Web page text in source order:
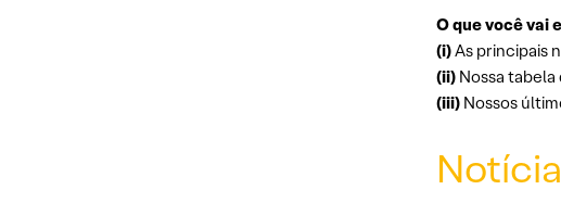
O que você vai
(i)As principais
(ii) Nossa
(iii) Nossos